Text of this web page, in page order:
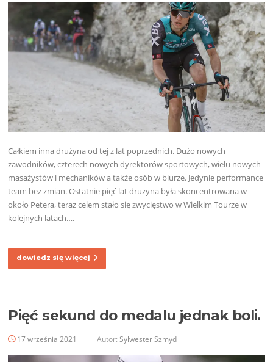
Całkiem inna drużyna od tej z lat poprzednich. Dużo nowych
zawodników, czterech nowych dyrektorów sportowych, wielu nowych
masażystów i mechaników a także osób w biurze. Jedynie performance
team bez zmian. Ostatnie pięć lat drużyna była skoncentrowana w
około Petera, teraz celem stało się zwycięstwo w Wielkim Tourze w
kolejnych latach….
dowiedz się więcej
Pięć sekund do medalu jednak boli.
17 września 2021 Autor:Sylwester Szmyd